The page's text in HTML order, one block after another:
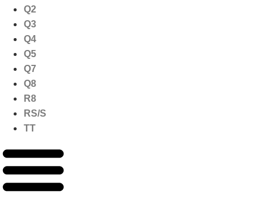
Q2
Q3
Q4
Q5
Q7
Q8
R8
RS/S
TT